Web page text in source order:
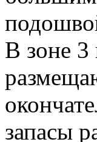
В зоне 3
запасы